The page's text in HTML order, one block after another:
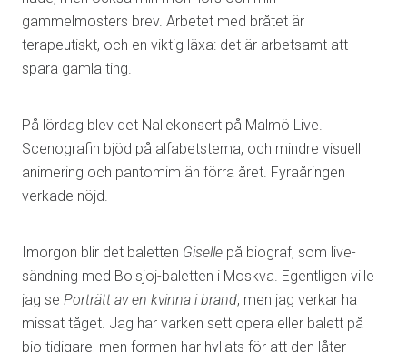
gammelmosters brev. Arbetet med bråtet är
terapeutiskt, och en viktig läxa: det är arbetsamt att
spara gamla ting.
På lördag blev det Nallekonsert på Malmö Live.
Scenografin bjöd på alfabetstema, och mindre visuell
animering och pantomim än förra året. Fyraåringen
verkade nöjd.
Imorgon blir det baletten Giselle på biograf, som live-
sändning med Bolsjoj-baletten i Moskva. Egentligen ville
jag se Porträtt av en kvinna i brand, men jag verkar ha
missat tåget. Jag har varken sett opera eller balett på
bio tidigare, men formen har hyllats för att den låter